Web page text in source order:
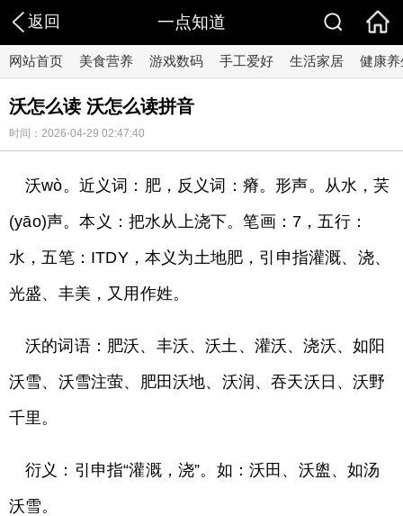
返回 一点知道
网站首页 美食营养 游戏数码 手工爱好 生活家居 健康养
沃怎么读 沃怎么读拼音
时间：2026-04-29 02:47:40
沃wò。近义词：肥，反义词：瘠。形声。从水，芺
(yāo)声。本义：把水从上浇下。笔画：7，五行：
水，五笔：ITDY，本义为土地肥，引申指灌溉、浇、
光盛、丰美，又用作姓。
沃的词语：肥沃、丰沃、沃土、灌沃、浇沃、如阳
沃雪、沃雪注萤、肥田沃地、沃润、吞天沃日、沃野
千里。
衍义：引申指“灌溉，浇”。如：沃田、沃盥、如汤
沃雪。